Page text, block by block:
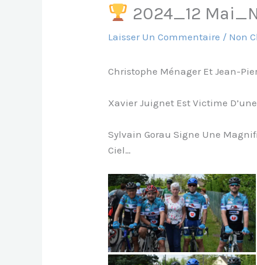
2024_12
Laisser Un Commentaire / Non
Christophe Ménager Et Jean-
Xavier Juignet Est Victime
Sylvain Gorau Signe Une
Ciel…